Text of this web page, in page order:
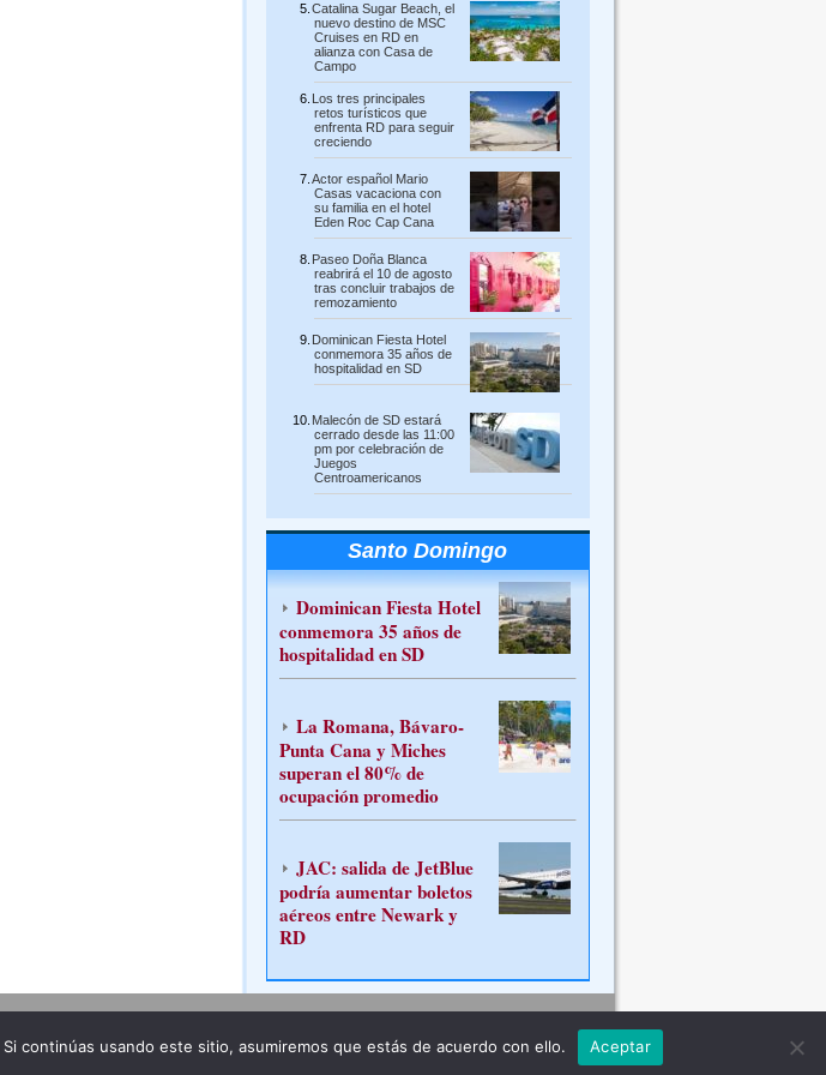
Catalina Sugar Beach, el
nuevo destino de MSC
Cruises en RD en
alianza con Casa de
Campo
Los tres principales
retos turísticos que
enfrenta RD para seguir
creciendo
Actor español Mario
Casas vacaciona con
su familia en el hotel
Eden Roc Cap Cana
Paseo Doña Blanca
reabrirá el 10 de agosto
tras concluir trabajos de
remozamiento
Dominican Fiesta Hotel
conmemora 35 años de
hospitalidad en SD
Malecón de SD estará
cerrado desde las 11:00
pm por celebración de
Juegos
Centroamericanos
Santo Domingo
Dominican Fiesta Hotel
conmemora 35 años de
hospitalidad en SD
La Romana, Bávaro-
Punta Cana y Miches
superan el 80% de
ocupación promedio
JAC: salida de JetBlue
podría aumentar boletos
aéreos entre Newark y
RD
continúas usando este sitio, asumiremos que estás de acuerdo con ello. Aceptar